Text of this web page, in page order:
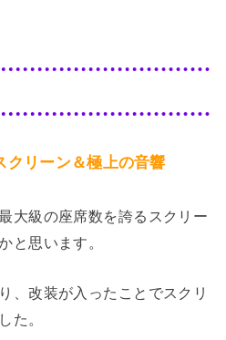
クリーン＆極上の音響
大級の座席数を誇るスクリー
と思います。
、改装が入ったことでスクリ
た。